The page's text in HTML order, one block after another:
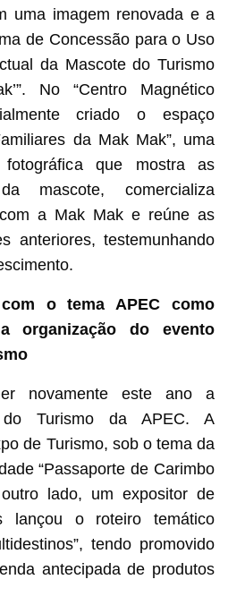
uma imagem renovada e a
de Concessão para o Uso
da Mascote do Turismo
No “Centro Magnético
criado o espaço
da Mak Mak”, uma
que mostra as
mascote, comercializa
a Mak Mak e reúne as
anteriores, testemunhando
com o tema APEC como
organização do evento
novamente este ano a
do Turismo da APEC. A
de Turismo, sob o tema da
“Passaporte de Carimbo
lado, um expositor de
lançou o roteiro temático
tendo promovido
antecipada de produtos